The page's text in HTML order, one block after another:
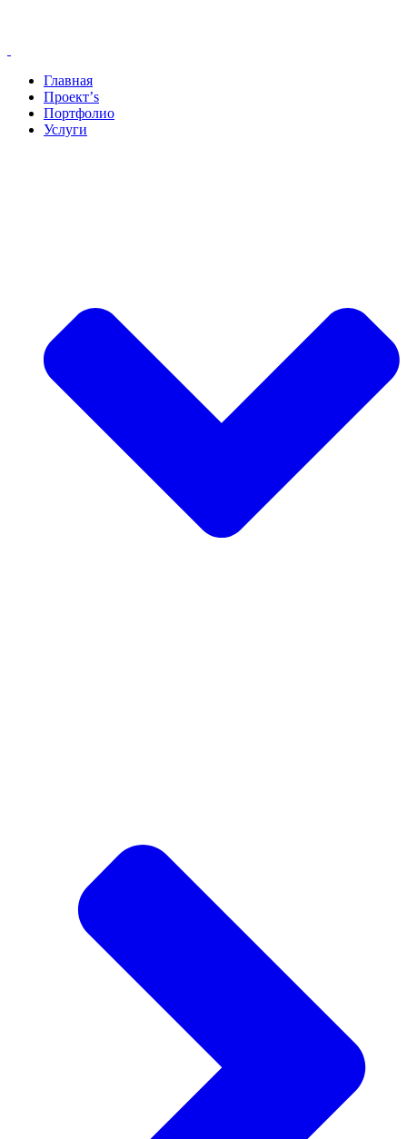
Главная
Проект’s
Портфолио
Услуги